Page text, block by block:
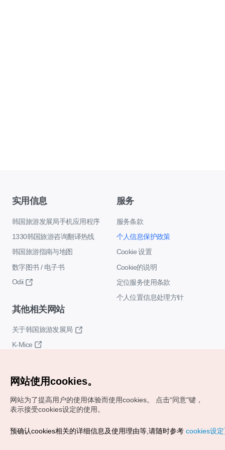
实用信息
韩国旅游发展局手机应用程序
1330韩国旅游咨询翻译热线
韩国旅游指南与地图
数字图书 / 电子书
Odii
服务
服务条款
个人信息保护政策
Cookie 设置
Cookie的说明
定位服务使用条款
个人位置信息处理方针
其他相关网站
关于韩国旅游发展局
K-Mice
Copyrights (c) 韩国旅游发展局版权所有
网站使用cookies。
网站为了提高用户的使用体验而使用cookies。
点击“同意"键，
表示接受cookies设定的使用。
预确认cookies相关的详细信息及使用理由等,请随时参考 cookies设